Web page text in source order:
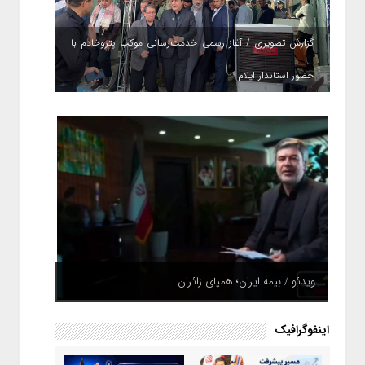
گزارش تصویری / آغاز رسمی خدمت‌رسانی موکب پتروخادم با
حضور استاندار ایلام
ویدئو / بیمه ایران؛ همپای زائران
اینفوگرافیک